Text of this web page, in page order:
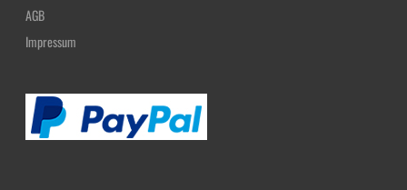
AGB
Impressum